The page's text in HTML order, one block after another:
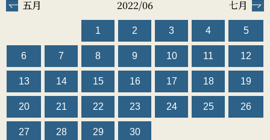
五月 2022/06 七月
1 2 3 4 5
6 7 8 9 10 11 12
13 14 15 16 17 18 19
20 21 22 23 24 25 26
27 28 29 30